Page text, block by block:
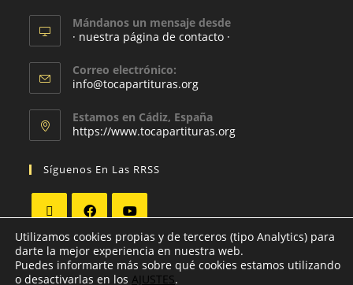
Mándanos un mensaje desde
· nuestra página de contacto ·
Correo electrónico:
info@tocapartituras.org
Estamos en Cádiz, España
https://www.tocapartituras.org
Síguenos En Las RRSS
Utilizamos cookies propias y de terceros (tipo Analytics) para
darte la mejor experiencia en nuestra web.
Puedes informarte más sobre qué cookies estamos utilizando
o desactivarlas en los AJUSTES.